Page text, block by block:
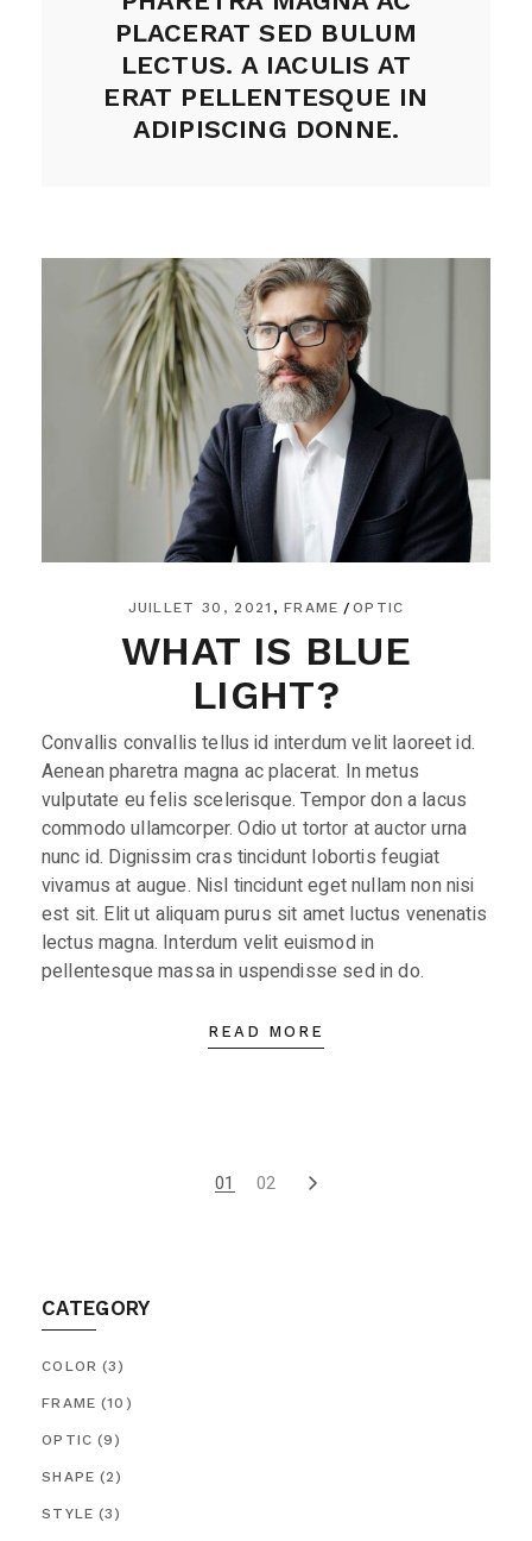
PLACERAT SED BULUM
LECTUS. A IACULIS AT
ERAT PELLENTESQUE IN
ADIPISCING DONNE.
JUILLET 30, 2021 FRAME OPTIC
WHAT IS BLUE
LIGHT?
Convallis convallis tellus id interdum velit laoreet id.
Aenean pharetra magna ac placerat. In metus
vulputate eu felis scelerisque. Tempor don a lacus
commodo ullamcorper. Odio ut tortor at auctor urna
nunc id. Dignissim cras tincidunt lobortis feugiat
vivamus at augue. Nisl tincidunt eget nullam non nisi
est sit. Elit ut aliquam purus sit amet luctus venenatis
lectus magna. Interdum velit euismod in
pellentesque massa in uspendisse sed in do.
READ MORE
PAGINATION
01 02
CATEGORY
COLOR (3)
FRAME (10)
OPTIC (9)
SHAPE (2)
STYLE (3)